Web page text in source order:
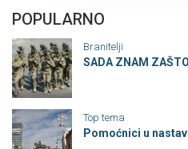
POPULARNO
Branitelji
SADA ZNAM
Top tema
Pomoćnici u